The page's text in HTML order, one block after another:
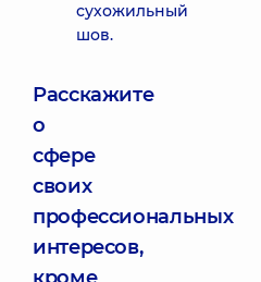
сухожильный
шов.
Расскажите
о
сфере
своих
профессиональных
интересов,